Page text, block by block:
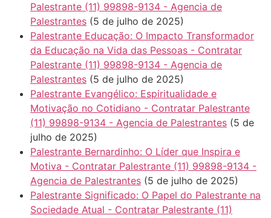
Palestrante (11) 99898-9134 - Agencia de
Palestrantes (5 de julho de 2025)
Palestrante Educação: O Impacto Transformador
da Educação na Vida das Pessoas - Contratar
Palestrante (11) 99898-9134 - Agencia de
Palestrantes (5 de julho de 2025)
Palestrante Evangélico: Espiritualidade e
Motivação no Cotidiano - Contratar Palestrante
(11) 99898-9134 - Agencia de Palestrantes (5 de
julho de 2025)
Palestrante Bernardinho: O Líder que Inspira e
Motiva - Contratar Palestrante (11) 99898-9134 -
Agencia de Palestrantes (5 de julho de 2025)
Palestrante Significado: O Papel do Palestrante na
Sociedade Atual - Contratar Palestrante (11)